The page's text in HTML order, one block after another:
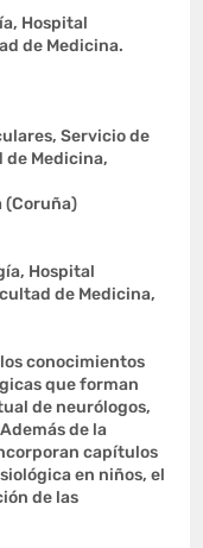
Hospital
de Medicina.
Servicio de
de Medicina,
(Coruña)
Hospital
de Medicina,
conocimientos
que forman
de neurólogos,
de la
capítulos
en niños, el
de las